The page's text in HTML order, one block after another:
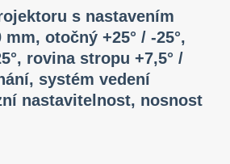
s nastavením
mm, otočný +25° / -25°,
rovina stropu +7,5° /
systém vedení
nastavitelnost, nosnost